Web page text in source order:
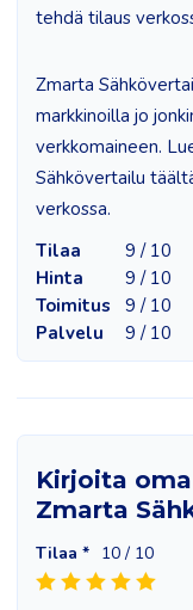
tehdä tilaus
Zmarta
markkinoilla jo
verkkomaineen.
Sähkövertailu
verkossa.
Tilaa
9 / 10
Hinta
9 / 10
Toimitus
9 / 10
Palvelu
9 / 10
Kirjoita
Zmarta
Tilaa * 10 / 10